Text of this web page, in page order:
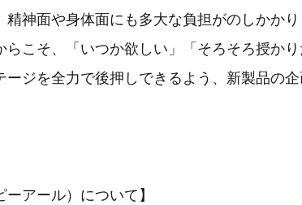
神面や身体面にも多大な負担がのしかか
こそ、「いつか欲しい」「そろそろ授か
ージを全力で後押しできるよう、新製品の
ーアール）について】